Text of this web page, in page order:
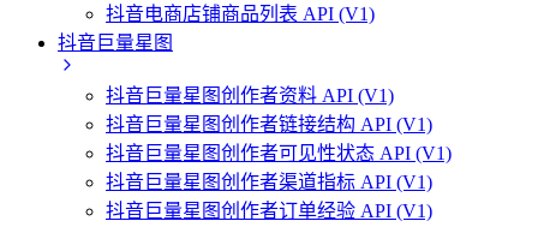
抖音电商店铺商品列表 API (V1)
抖音巨量星图
抖音巨量星图创作者资料 API (V1)
抖音巨量星图创作者链接结构 API (V1)
抖音巨量星图创作者可见性状态 API (V1)
抖音巨量星图创作者渠道指标 API (V1)
抖音巨量星图创作者订单经验 API (V1)